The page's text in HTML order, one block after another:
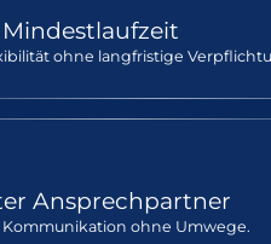
Mindestlaufzeit
ohne langfristige
Ansprechpartner
Kommunikation ohne Umwege.